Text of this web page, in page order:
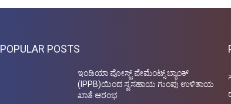
POPULAR POSTS
ಇಂಡಿಯಾ ಪೋಸ್ಟ್ ಪೇಮೆಂಟ್ಸ್ ಬ್ಯಾಂಕ್
(IPPB)ಯಿಂದ ಸ್ವಸಹಾಯ ಗುಂಪು ಉಳಿತಾಯ
ಖಾತೆ ಆರಂಭ